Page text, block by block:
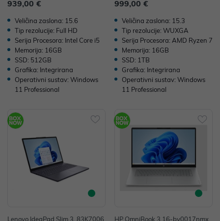
tel UHD Graphics, 36mj
939,00 €
Veličina zaslona: 15.6
Tip rezolucije: Full HD
Serija Procesora: Intel Core i5
Memorija: 16GB
SSD: 512GB
Grafika: Integrirana
Operativni sustav: Windows
11 Professional
11P, AMD Radeon 680M, 36mj
999,00 €
Veličina zaslona: 15.3
Tip rezolucije: WUXGA
Serija Procesora: AMD Ryzen 7
Memorija: 16GB
SSD: 1TB
Grafika: Integrirana
Operativni sustav: Windows
11 Professional
Lenovo IdeaPad Slim 3, 83K7006
HP OmniBook 3 16-by0017nmx,